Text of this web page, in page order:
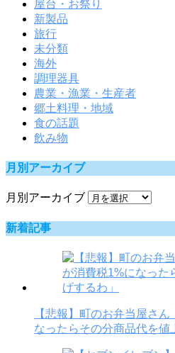
屋台・お祭り
新製品
旅行
未分類
海外
調理器具
農業・漁業・生産者
郷土料理・地域
食の話題
飲み物
月別アーカイブ
月別アーカイブ
新着記事
【悲報】町のお弁当屋さ
なったらその分商品代を値